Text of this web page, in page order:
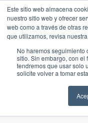
Este sitio web almacena
nuestro sitio web y ofrecer
web como a través de otras
que utilizamos, revisa
No haremos seguimiento
sitio. Sin embargo, con el
tendremos que usar solo
solicite volver a tomar